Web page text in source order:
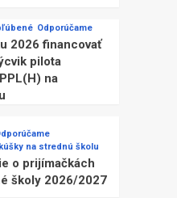
Odporúčame
2026 financovať
pilota
na
na strednú školu
o prijímačkách
školy 2026/2027